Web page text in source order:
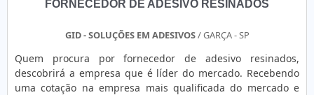
FORNECEDOR DE ADESIVO RESINADOS
GID - SOLUÇÕES EM ADESIVOS/ GARÇA - SP
Quem procura por fornecedor de adesivo resinados,
descobrirá a empresa que é líder do mercado. Recebendo
uma cotação na empresa mais qualificada do mercado e